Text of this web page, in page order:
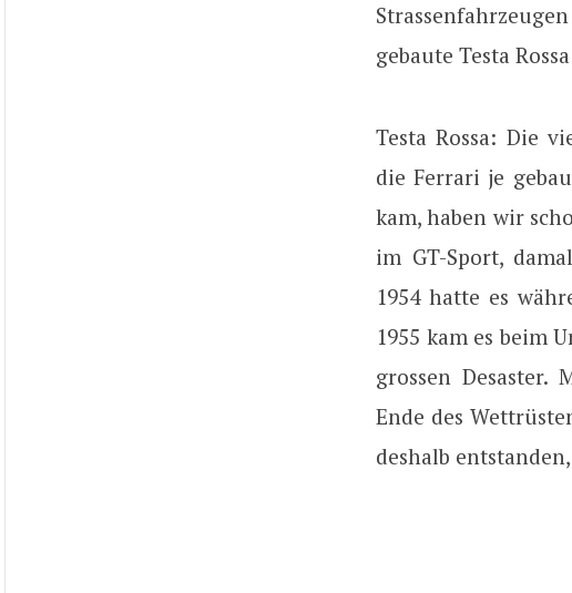
gebaute Testa
Testa Rossa: Die
die Ferrari je
kam, haben wir
im GT-Sport,
1954 hatte es
1955 kam es beim
grossen
Ende des
deshalb